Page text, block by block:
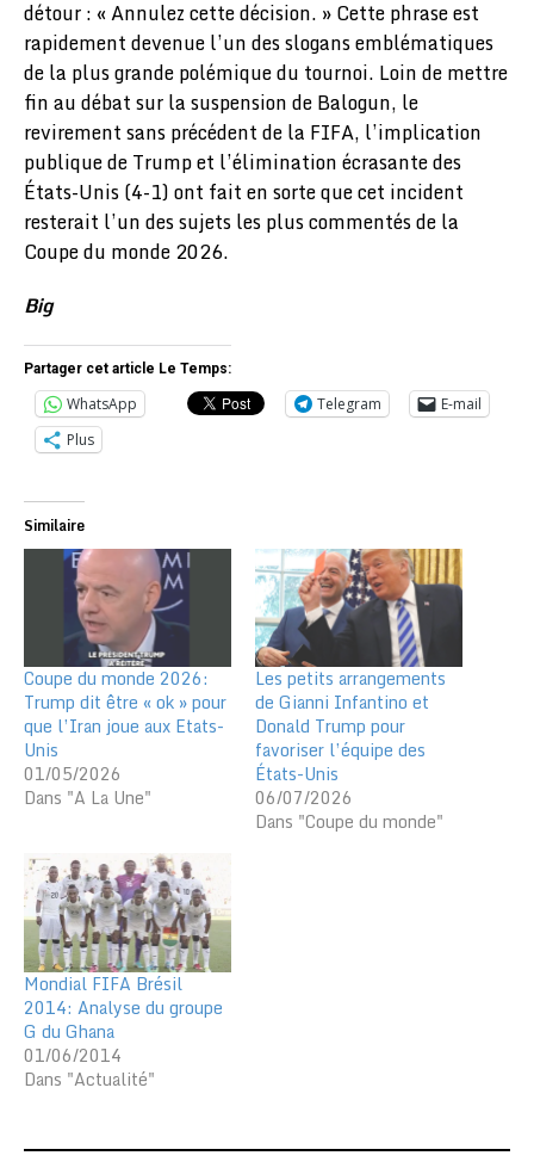
détour : « Annulez cette décision. » Cette phrase est
rapidement devenue l’un des slogans emblématiques
de la plus grande polémique du tournoi. Loin de mettre
fin au débat sur la suspension de Balogun, le
revirement sans précédent de la FIFA, l’implication
publique de Trump et l’élimination écrasante des
États-Unis (4-1) ont fait en sorte que cet incident
resterait l’un des sujets les plus commentés de la
Coupe du monde 2026.
Big
Partager cet article Le Temps:
WhatsApp Telegram
E-mail
Plus
Similaire
Coupe du monde 2026:
Trump dit être « ok » pour
que l’Iran joue aux Etats-
Unis
01/05/2026
Dans "A La Une"
Les petits arrangements
de Gianni Infantino et
Donald Trump pour
favoriser l’équipe des
États-Unis
06/07/2026
Dans "Coupe du monde"
Mondial FIFA Brésil
2014: Analyse du groupe
G du Ghana
01/06/2014
Dans "Actualité"